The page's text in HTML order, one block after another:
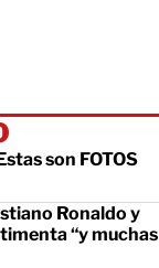
son FOTOS
Ronaldo y
“y muchas